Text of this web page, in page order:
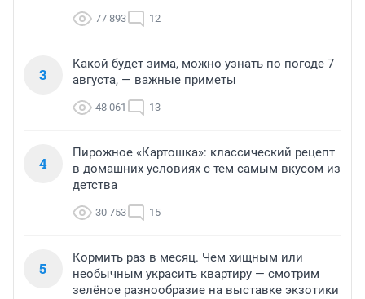
77 893 12
3
Какой будет зима, можно узнать по погоде 7
августа, — важные приметы
48 061 13
4
Пирожное «Картошка»: классический рецепт
в домашних условиях с тем самым вкусом из
детства
30 753 15
5
Кормить раз в месяц. Чем хищным или
необычным украсить квартиру — смотрим
зелёное разнообразие на выставке экзотики